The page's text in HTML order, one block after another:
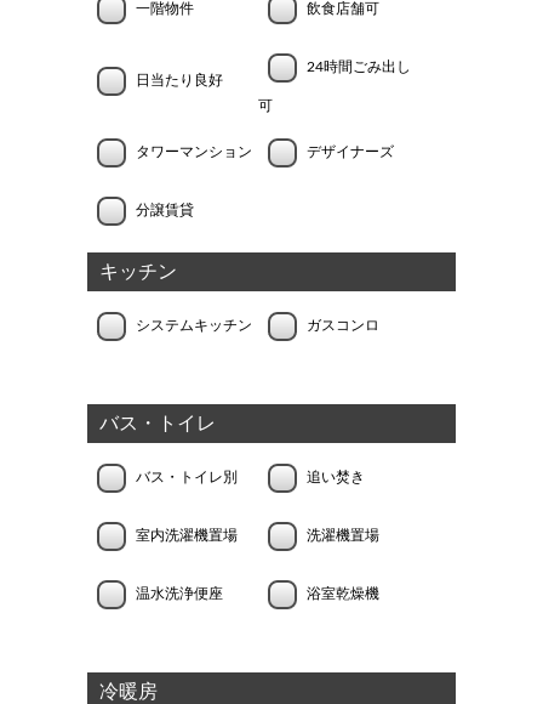
一階物件 飲食店舗可
日当たり良好
24時間ごみ出し
可
タワーマンション デザイナーズ
分譲賃貸
キッチン
システムキッチン ガスコンロ
バス・トイレ
バス・トイレ別 追い焚き
室内洗濯機置場 洗濯機置場
温水洗浄便座 浴室乾燥機
冷暖房